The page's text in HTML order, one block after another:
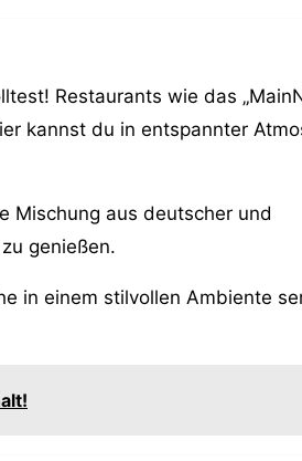
Restaurants wie das
kannst du in entspannter
Mischung aus deutscher und
genießen.
in einem stilvollen Ambiente